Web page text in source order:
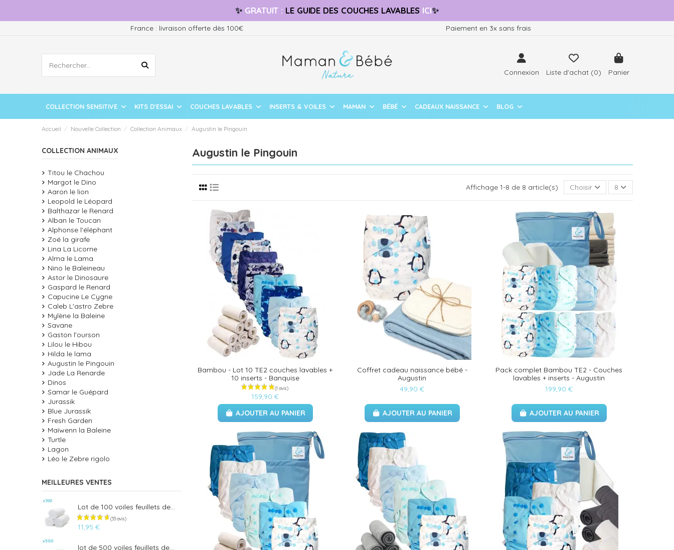
✨ GRATUIT : LE GUIDE DES COUCHES LAVABLES ICI✨
France : livraison offerte dès 100€ Paiement en 3x sans frais
Connexion Liste d'achat (0) Panier
COLLECTION SENSITIVE KITS D'ESSAI COUCHES LAVABLES INSERTS & VOILES MAMAN BÉBÉ CADEAUX NAISSANCE BLOG
Accueil Nouvelle Collection Collection Animaux Augustin le Pingouin
Augustin le Pingouin
Affichage 1-8 de 8 article(s) Choisir 8
Bambou - Lot 10 TE2 couches lavables +
10 inserts - Banquise
159,90 €
AJOUTER AU PANIER
Coffret cadeau naissance bébé -
Augustin
49,90 €
AJOUTER AU PANIER
Pack complet Bambou TE2 - Couches
lavables + inserts - Augustin
199,90 €
AJOUTER AU PANIER
COLLECTION ANIMAUX
Titou le Chachou
Margot le Dino
Aaron le lion
Leopold le Léopard
Balthazar le Renard
Alban le Toucan
Alphonse l'éléphant
Zoé la girafe
Lina La Licorne
Alma le Lama
Nino le Baleineau
Astor le Dinosaure
Gaspard le Renard
Capucine Le Cygne
Caleb L'astro Zebre
Mylène la Baleine
Savane
Gaston l'ourson
Lilou le Hibou
Hilda le lama
Augustin le Pingouin
Jade La Renarde
Dinos
Samar le Guépard
Jurassik
Blue Jurassik
Fresh Garden
Maïwenn la Baleine
Turtle
Lagon
Léo le Zebre rigolo
MEILLEURES VENTES
Lot de 100 voiles feuillets de...
11,95 €
lot de 500 voiles feuillets de...